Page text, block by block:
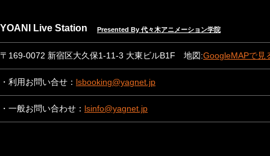
YOANI Live Station Presented By 代々木アニメーション学院
〒169-0072 新宿区大久保1-11-3 大東ビルB1F 地図:GoogleMAPで見
・利用お問い合せ： lsbooking@yagnet.jp
・一般お問い合わせ： lsinfo@yagnet.jp